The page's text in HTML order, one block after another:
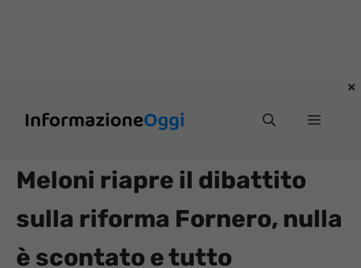
Menu
Meloni riapre il dibattito
sulla riforma Fornero, nulla
è scontato e tutto